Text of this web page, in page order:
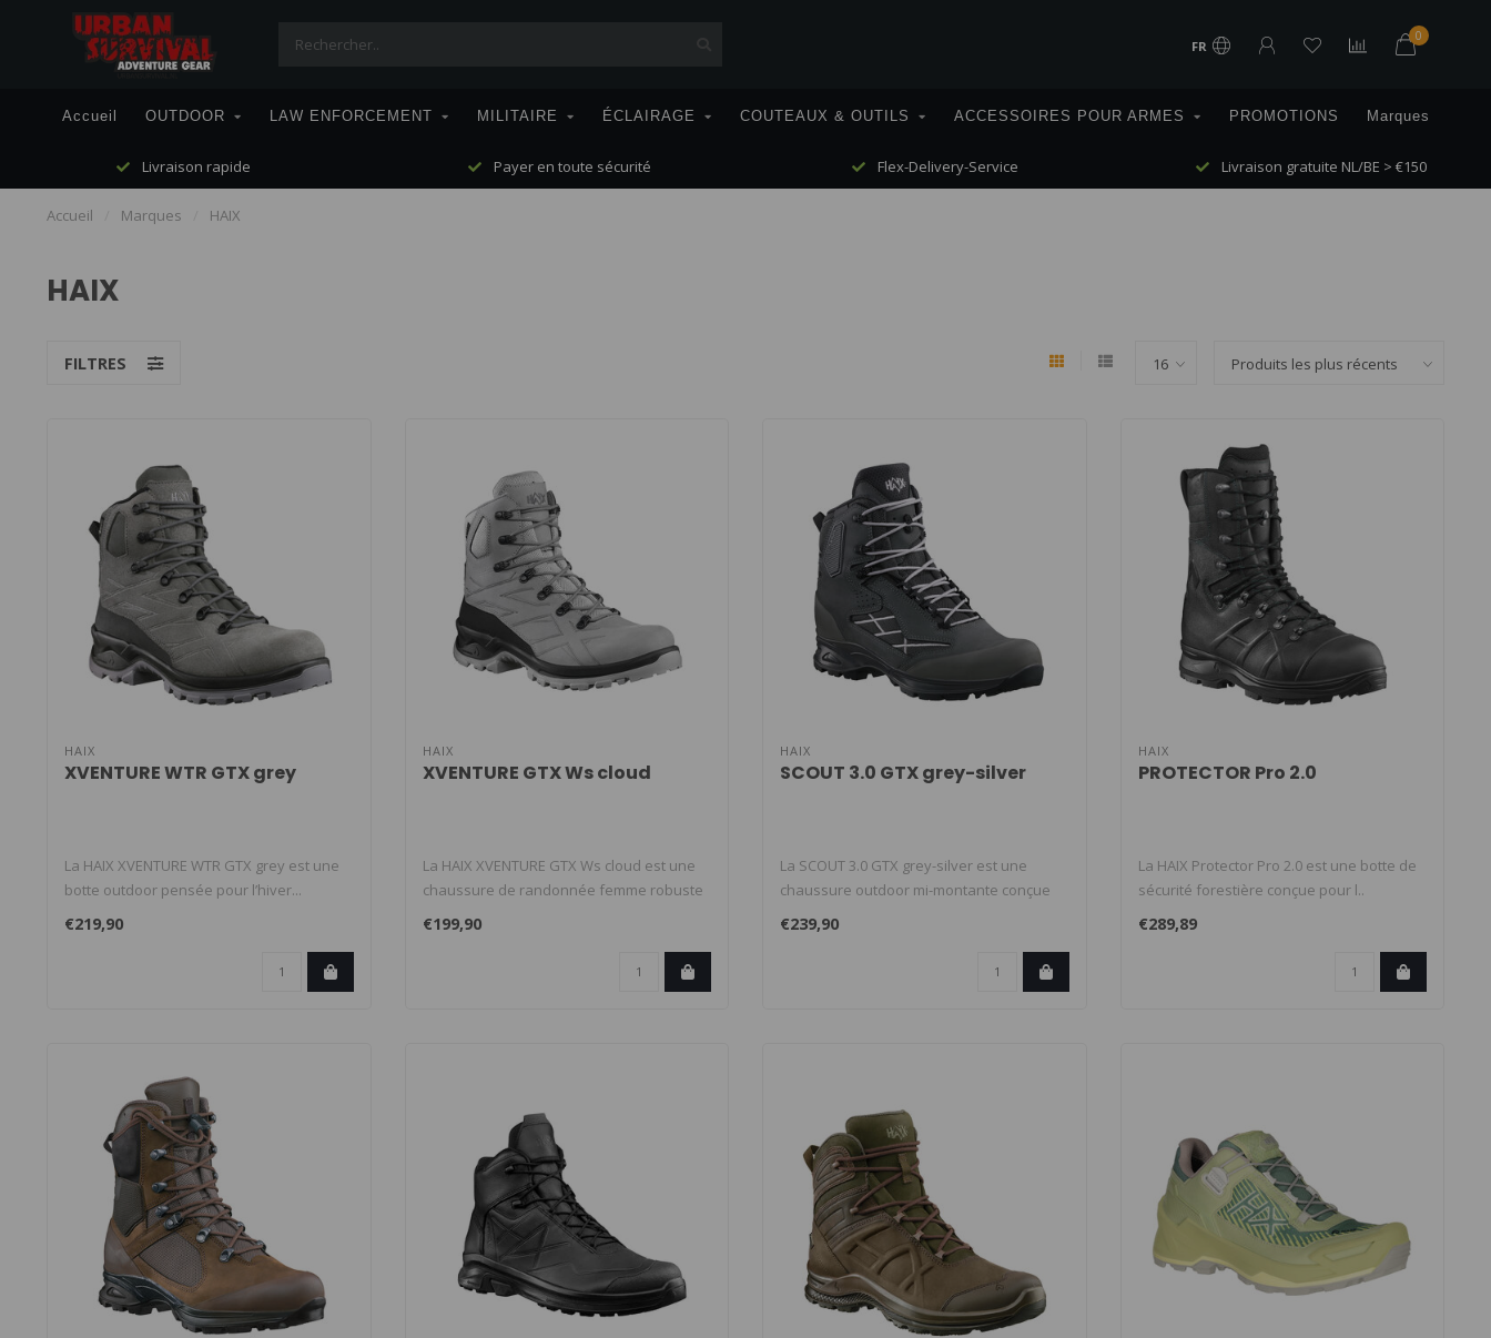
FR
0
Accueil OUTDOOR LAW ENFORCEMENT MILITAIRE ÉCLAIRAGE COUTEAUX & OUTILS ACCESSOIRES POUR ARMES PROMOTIONS Marques
Livraison rapide Payer en toute sécurité Flex-Delivery-Service Livraison gratuite NL/BE > €150
Accueil Marques HAIX
HAIX
FILTRES
HAIX
XVENTURE WTR GTX grey
La HAIX XVENTURE WTR GTX grey est une
botte outdoor pensée pour l’hiver...
€219,90
HAIX
XVENTURE GTX Ws cloud
La HAIX XVENTURE GTX Ws cloud est une
chaussure de randonnée femme robuste
€199,90
HAIX
SCOUT 3.0 GTX grey-silver
La SCOUT 3.0 GTX grey-silver est une
chaussure outdoor mi-montante conçue
€239,90
HAIX
PROTECTOR Pro 2.0
La HAIX Protector Pro 2.0 est une botte de
sécurité forestière conçue pour l..
€289,89